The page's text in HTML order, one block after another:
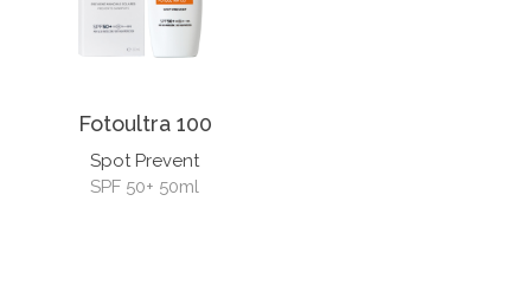
Fotoultra 100
Spot Prevent
SPF 50+ 50ml